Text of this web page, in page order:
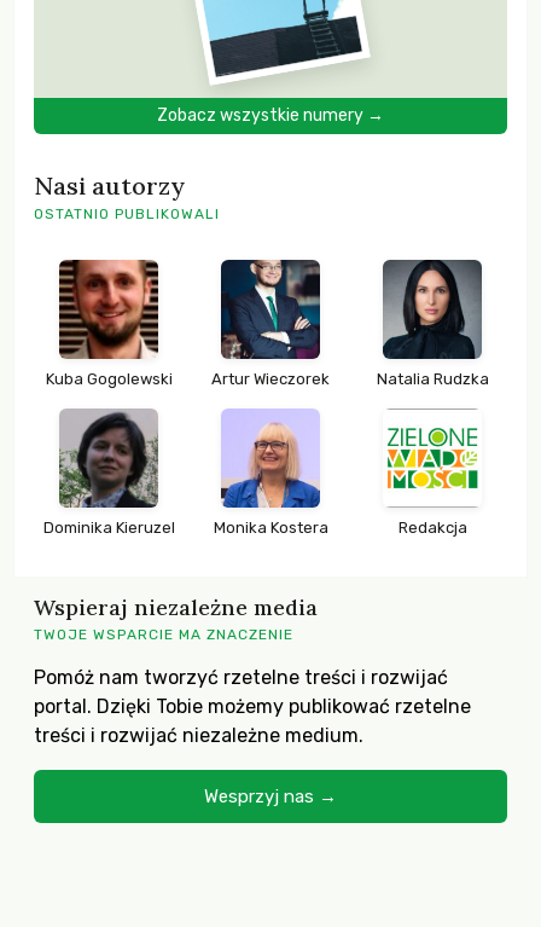
Zobacz wszystkie numery →
Nasi autorzy
OSTATNIO PUBLIKOWALI
Kuba Gogolewski Artur Wieczorek Natalia Rudzka
Dominika Kieruzel Monika Kostera Redakcja
Wspieraj niezależne media
TWOJE WSPARCIE MA ZNACZENIE
Pomóż nam tworzyć rzetelne treści i rozwijać
portal. Dzięki Tobie możemy publikować rzetelne
treści i rozwijać niezależne medium.
Wesprzyj nas →